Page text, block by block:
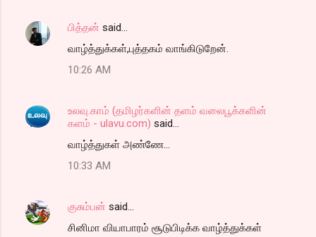
பித்தன் said…
வாழ்த்துக்கள்,புத்தகம் வாங்கிடுறேன்.
10:26 AM
உலவு.காம் (தமிழர்களின் தளம் வலைபூக்களின்
களம் - ulavu.com) said…
வாழ்த்துகள் அண்ணே...
10:33 AM
குசும்பன் said…
சினிமா வியாபாரம் சூடுபிடிக்க வாழ்த்துக்கள்